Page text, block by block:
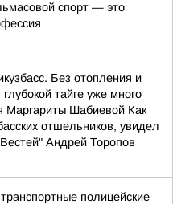
спорт — это
Без отопления и
тайге уже много
Маргариты Шабиевой Как
отшельников, увидел
Андрей Торопов
полицейские